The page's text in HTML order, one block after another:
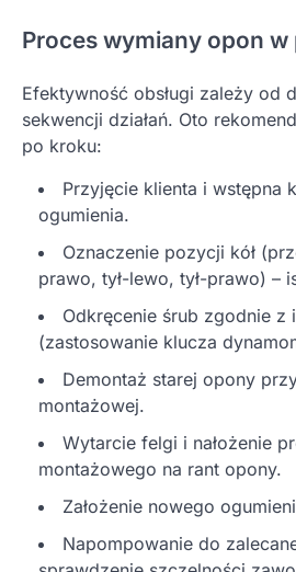
Proces wymiany opon
Efektywność obsługi zależy od
sekwencji działań. Oto
po kroku:
Przyjęcie klienta i wstępna
ogumienia.
Oznaczenie pozycji kół
prawo, tył-lewo, tył-prawo) –
Odkręcenie śrub zgodnie z
(zastosowanie klucza
Demontaż starej opony
montażowej.
Wytarcie felgi i nałożenie
montażowego na rant opony.
Założenie nowego
Napompowanie do